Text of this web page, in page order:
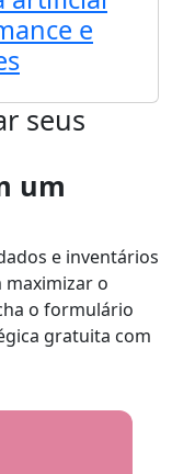
e
seus
um
e inventários
o
o formulário
gratuita com